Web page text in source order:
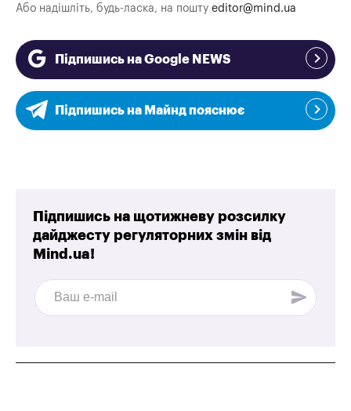
Або надішліть, будь-ласка, на пошту editor@mind.ua
Підпишись на Google NEWS
Підпишись на Майнд пояснює
Підпишись на щотижневу розсилку
дайджесту регуляторних змін від
Mind.ua!